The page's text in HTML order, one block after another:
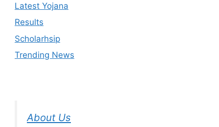
Latest Yojana
Results
Scholarhsip
Trending News
About Us